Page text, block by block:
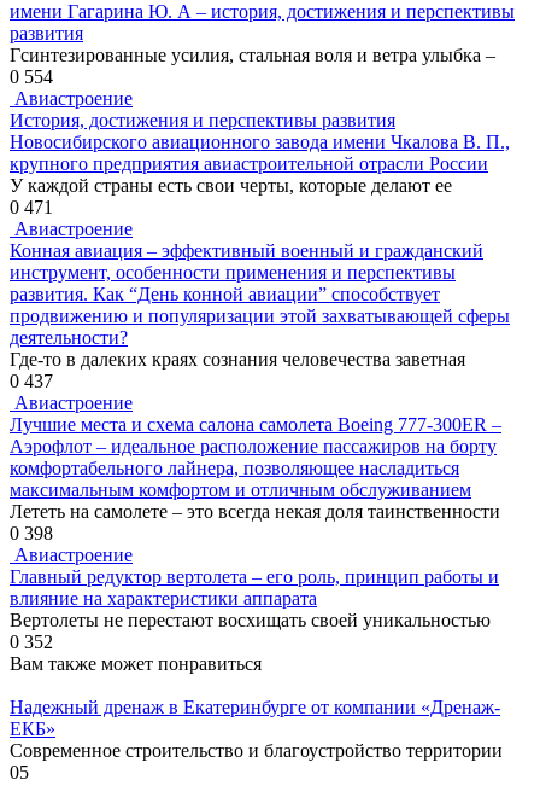
имени Гагарина Ю. А – история, достижения и перспективы
развития
Гсинтезированные усилия, стальная воля и ветра улыбка –
0 554
Авиастроение
История, достижения и перспективы развития
Новосибирского авиационного завода имени Чкалова В. П.,
крупного предприятия авиастроительной отрасли России
У каждой страны есть свои черты, которые делают ее
0 471
Авиастроение
Конная авиация – эффективный военный и гражданский
инструмент, особенности применения и перспективы
развития. Как “День конной авиации” способствует
продвижению и популяризации этой захватывающей сферы
деятельности?
Где-то в далеких краях сознания человечества заветная
0 437
Авиастроение
Лучшие места и схема салона самолета Boeing 777-300ER –
Аэрофлот – идеальное расположение пассажиров на борту
комфортабельного лайнера, позволяющее насладиться
максимальным комфортом и отличным обслуживанием
Лететь на самолете – это всегда некая доля таинственности
0 398
Авиастроение
Главный редуктор вертолета – его роль, принцип работы и
влияние на характеристики аппарата
Вертолеты не перестают восхищать своей уникальностью
0 352
Вам также может понравиться
Надежный дренаж в Екатеринбурге от компании «Дренаж-
ЕКБ»
Современное строительство и благоустройство территории
05